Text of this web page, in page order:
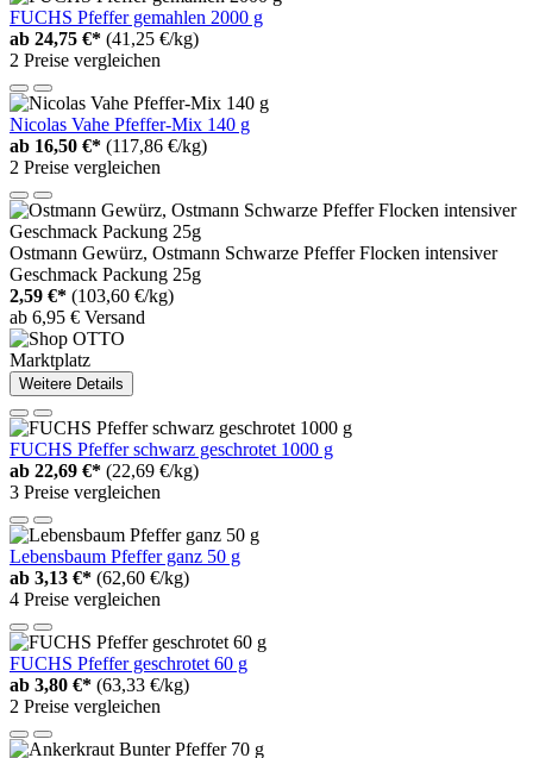
FUCHS Pfeffer gemahlen 2000 g
ab 24,75 €* (41,25 €/kg)
2 Preise vergleichen
Nicolas Vahe Pfeffer-Mix 140 g
ab 16,50 €* (117,86 €/kg)
2 Preise vergleichen
Ostmann Gewürz, Ostmann Schwarze Pfeffer Flocken intensiver
Geschmack Packung 25g
2,59 €* (103,60 €/kg)
ab 6,95 € Versand
Marktplatz
Weitere Details
FUCHS Pfeffer schwarz geschrotet 1000 g
ab 22,69 €* (22,69 €/kg)
3 Preise vergleichen
Lebensbaum Pfeffer ganz 50 g
ab 3,13 €* (62,60 €/kg)
4 Preise vergleichen
FUCHS Pfeffer geschrotet 60 g
ab 3,80 €* (63,33 €/kg)
2 Preise vergleichen